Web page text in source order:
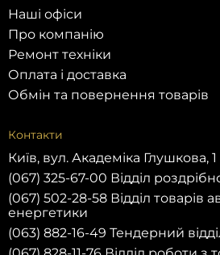
Наші офіси
Про компанію
Ремонт техніки
Оплата і доставка
Обмін та повернення товарів
Контакти
Київ, вул. Академіка Глушкова,
(067) 325-67-00 Відділ
(067) 502-28-58 Відділ товарів
енергетики
(063) 882-16-49 Тендерний